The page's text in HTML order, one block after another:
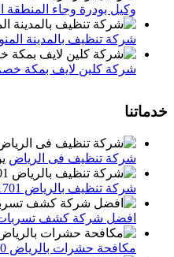
وكيل بودرة وجاء المنطقة
شركة تنظيف بالمدينة
شركة كلين لايف بمكة خصم 40% لفترة محدودة للتواصل 0552071750 نصلك اينما
خدماتنا
شركة تنظيف فى الرياض
شركة تنظيف بالرياض 0556501701 كلــين لايــن خصم 39% تنظيف وتعقيم المنازل باحدث الاجهزة
افضل شركة كشف تسربات المياه بالرياض خصم
مكافحة حشرات بالرياض 055650170 خصم 39% القضاء التام علي الحشرات والقوارض